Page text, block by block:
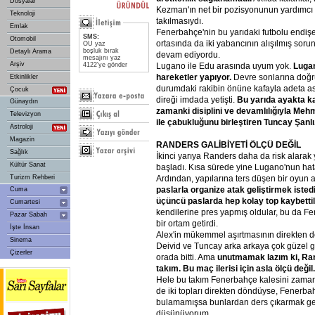
Teknoloji
Emlak
Otomobil
Detaylı Arama
Arşiv
Etkinlikler
Çocuk
Günaydın
Televizyon
Astroloji
Magazin
Sağlık
Kültür Sanat
Turizm Rehberi
Cuma
Cumartesi
Pazar Sabah
İşte İnsan
Sinema
Çizerler
SMS:
OU yaz
boşluk bırak
mesajını yaz
4122'ye gönder
Kezman'ın net bir pozisyonunun
takılmasıydı.
Fenerbahçe'nin bu yarıdaki futbolu
ortasında da iki yabancının alışılmış
devam ediyordu.
Lugano ile Edu arasında uyum yok.
hareketler yapıyor. Devre sonlarına
durumdaki rakibin önüne kafayla adeta
direği imdada yetişti. Bu yarıda ayakta
zamanki disiplini ve devamlılığıyla
ile çabukluğunu birleştiren Tuncay
RANDERS GALİBİYETİ ÖLÇÜ DEĞİL
İkinci yarıya Randers daha da risk
başladı. Kısa sürede yine Lugano'nun
Ardından, yapılarına ters düşen bir oyun
paslarla organize atak geliştirmek
üçüncü paslarda hep kolay top
kendilerine pres yapmış oldular, bu da
bir ortam getirdi.
Alex'in mükemmel aşırtmasının direkten
Deivid ve Tuncay arka arkaya çok güzel
orada bitti. Ama unutmamak lazım ki,
takım. Bu maç ilerisi için asla ölçü
Hele bu takım Fenerbahçe kalesini
de iki topları direkten döndüyse,
bulamamışsa bunlardan ders çıkarmak